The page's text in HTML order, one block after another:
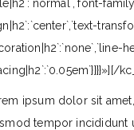
ipsum dolor sit
tempor incididunt